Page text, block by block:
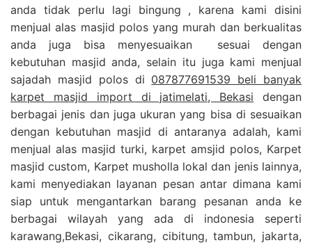
anda tidak perlu lagi bingung , karena kami disini
menjual alas masjid polos yang murah dan berkualitas
anda juga bisa menyesuaikan sesuai dengan
kebutuhan masjid anda, selain itu juga kami menjual
sajadah masjid polos di 087877691539 beli banyak
karpet masjid import di jatimelati, Bekasi dengan
berbagai jenis dan juga ukuran yang bisa di sesuaikan
dengan kebutuhan masjid di antaranya adalah, kami
menjual alas masjid turki, karpet amsjid polos, Karpet
masjid custom, Karpet musholla lokal dan jenis lainnya,
kami menyediakan layanan pesan antar dimana kami
siap untuk mengantarkan barang pesanan anda ke
berbagai wilayah yang ada di indonesia seperti
karawang,Bekasi, cikarang, cibitung, tambun, jakarta,